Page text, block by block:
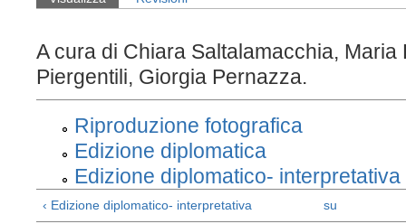
Schede primarie
A cura di Chiara Saltalamacchia, Maria
Piergentili, Giorgia Pernazza.
Riproduzione fotografica
Edizione diplomatica
Edizione diplomatico- interpretativa
‹ Edizione diplomatico- interpretativa su